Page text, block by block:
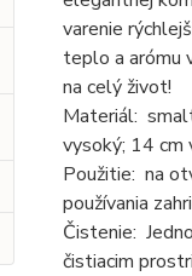
varenie
teplo a arómu
na celý život!
Materiál:
vysoký; 14
Použitie: na
používania
Čistenie:
čistiacim